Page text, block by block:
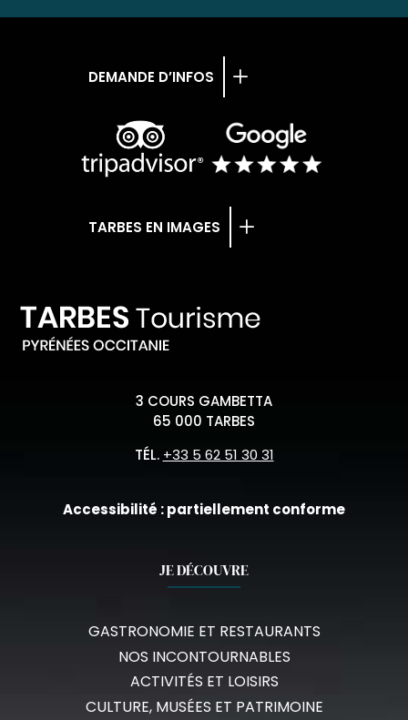
DEMANDE D’INFOS
TARBES EN IMAGES
3 COURS GAMBETTA
65 000 TARBES
TÉL. +33 5 62 51 30 31
Accessibilité : partiellement conforme
JE DÉCOUVRE
GASTRONOMIE ET RESTAURANTS
NOS INCONTOURNABLES
ACTIVITÉS ET LOISIRS
CULTURE, MUSÉES ET PATRIMOINE